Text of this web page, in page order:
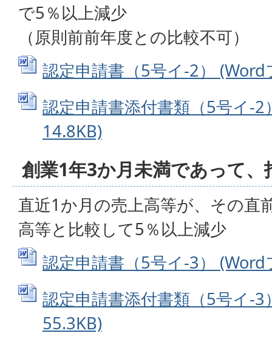
で5％以上減少
（原則前前年度との比較不可）
認定申請書（5号イ-2）
認定申請書添付書類（5号イ-
14.8KB)
創業1年3か月未満であって
直近1か月の売上高等が、その直
高等と比較して5％以上減少
認定申請書（5号イ-3）
認定申請書添付書類（5号イ-
55.3KB)